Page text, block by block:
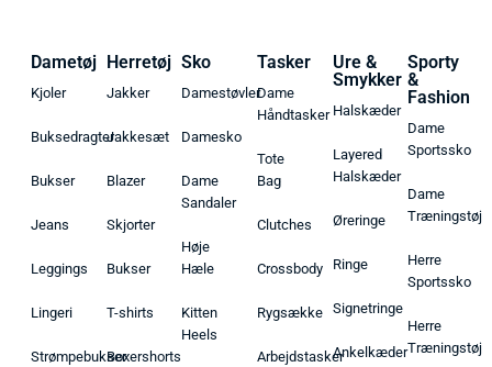
Dametøj
Kjoler
Buksedragter
Bukser
Jeans
Leggings
Lingeri
Strømpebukser
Herretøj
Jakker
Jakkesæt
Blazer
Skjorter
Bukser
T-shirts
Boxershorts
Sko
Damestøvler
Damesko
Dame
Sandaler
Høje
Hæle
Kitten
Heels
Tasker
Dame
Håndtasker
Tote
Bag
Clutches
Crossbody
Rygsække
Arbejdstasker
Ure &
Smykker
Halskæder
Layered
Halskæder
Øreringe
Ringe
Signetringe
Ankelkæder
Sporty
&
Fashion
Dame
Sportssko
Dame
Træningstøj
Herre
Sportssko
Herre
Træningstøj